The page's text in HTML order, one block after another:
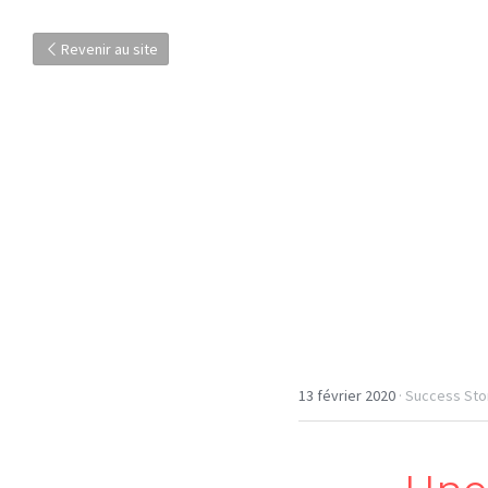
Revenir au site
13 février 2020 · Success